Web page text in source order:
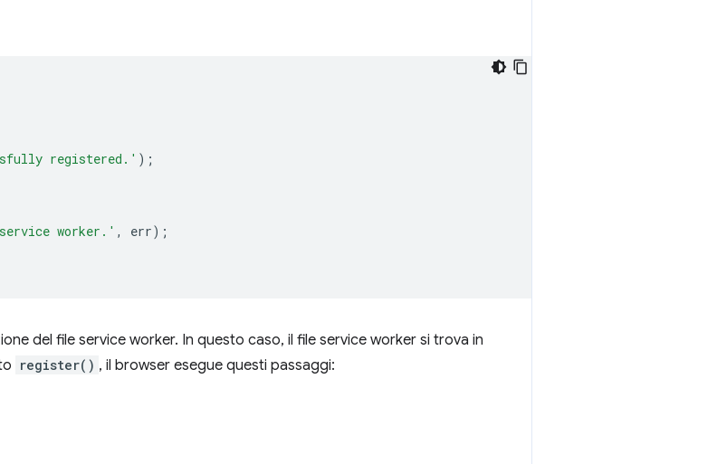
registered.' );
worker.' , err);
del file service worker. In questo caso, il file service worker si trova in
register() , il browser esegue questi passaggi: